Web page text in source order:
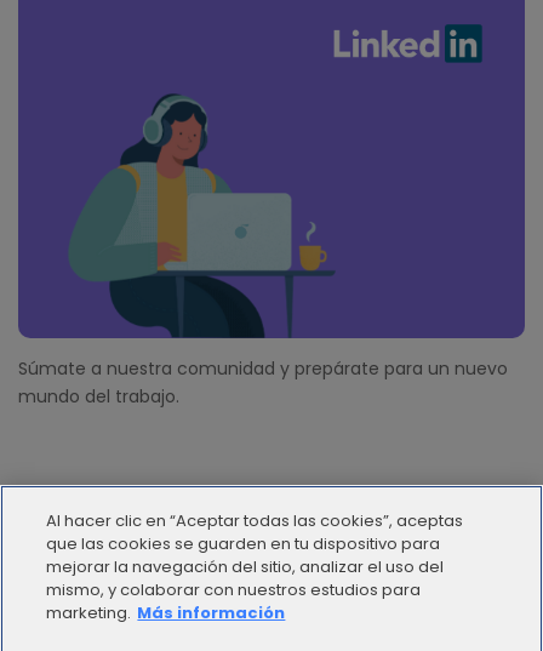
Súmate a nuestra comunidad y prepárate para un nuevo
mundo del trabajo.
© 2012 - 2025 | Workana LLC - Todos los derechos
reservados
Al hacer clic en “Aceptar todas las cookies”, aceptas
que las cookies se guarden en tu dispositivo para
mejorar la navegación del sitio, analizar el uso del
mismo, y colaborar con nuestros estudios para
marketing. Más información